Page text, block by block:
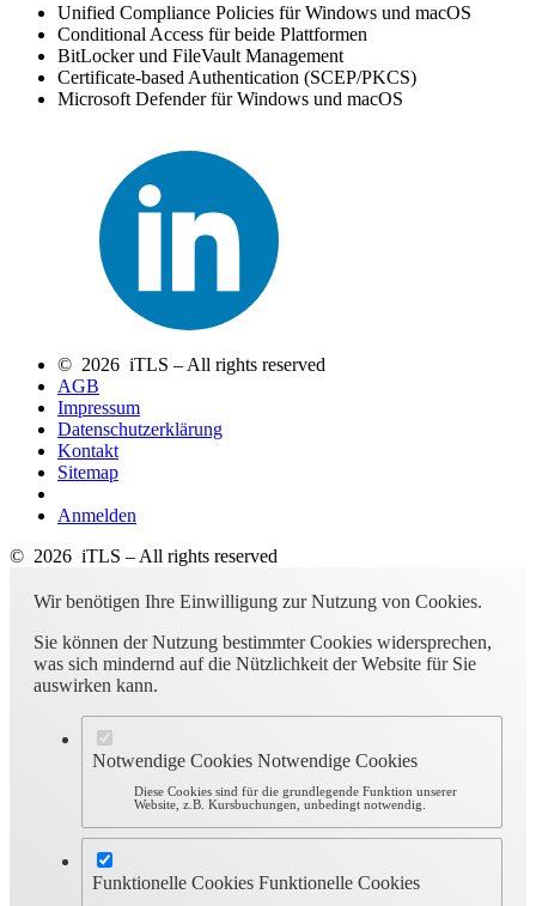
Unified Compliance Policies für Windows und macOS
Conditional Access für beide Plattformen
BitLocker und FileVault Management
Certificate-based Authentication (SCEP/PKCS)
Microsoft Defender für Windows und macOS
© 2026 iTLS – All rights reserved
AGB
Impressum
Datenschutzerklärung
Kontakt
Sitemap
Anmelden
© 2026 iTLS – All rights reserved
Wir benötigen Ihre Einwilligung zur Nutzung von Cookies.
Sie können der Nutzung bestimmter Cookies widersprechen,
was sich mindernd auf die Nützlichkeit der Website für Sie
auswirken kann.
Notwendige Cookies Notwendige Cookies
Diese Cookies sind für die grundlegende Funktion unserer
Website, z.B. Kursbuchungen, unbedingt notwendig.
Funktionelle Cookies Funktionelle Cookies